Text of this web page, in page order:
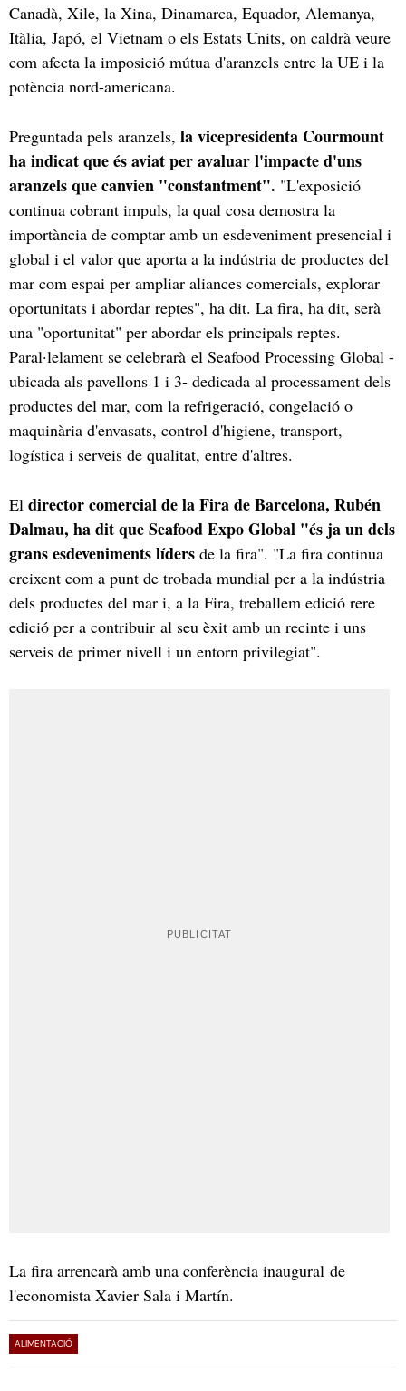
Canadà, Xile, la Xina, Dinamarca, Equador, Alemanya,
Itàlia, Japó, el Vietnam o els Estats Units, on caldrà veure
com afecta la imposició mútua d'aranzels entre la UE i la
potència nord-americana.
Preguntada pels aranzels, la vicepresidenta Courmount
ha indicat que és aviat per avaluar l'impacte d'uns
aranzels que canvien "constantment". "L'exposició
continua cobrant impuls, la qual cosa demostra la
importància de comptar amb un esdeveniment presencial i
global i el valor que aporta a la indústria de productes del
mar com espai per ampliar aliances comercials, explorar
oportunitats i abordar reptes", ha dit. La fira, ha dit, serà
una "oportunitat" per abordar els principals reptes.
Paral·lelament se celebrarà el Seafood Processing Global -
ubicada als pavellons 1 i 3- dedicada al processament dels
productes del mar, com la refrigeració, congelació o
maquinària d'envasats, control d'higiene, transport,
logística i serveis de qualitat, entre d'altres.
El director comercial de la Fira de Barcelona, Rubén
Dalmau, ha dit que Seafood Expo Global "és ja un dels
grans esdeveniments líders de la fira". "La fira continua
creixent com a punt de trobada mundial per a la indústria
dels productes del mar i, a la Fira, treballem edició rere
edició per a contribuir al seu èxit amb un recinte i uns
serveis de primer nivell i un entorn privilegiat".
La fira arrencarà amb una conferència inaugural de
l'economista Xavier Sala i Martín.
ALIMENTACIÓ